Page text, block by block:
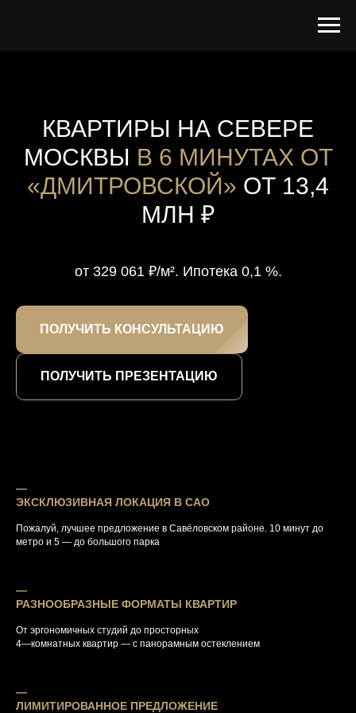
КВАРТИРЫ НА СЕВЕРЕ
МОСКВЫ В 6 МИНУТАХ ОТ
«ДМИТРОВСКОЙ» ОТ 13,4
МЛН ₽
от 329 061 ₽/м². Ипотека 0,1 %.
ПОЛУЧИТЬ КОНСУЛЬТАЦИЮ
ПОЛУЧИТЬ ПРЕЗЕНТАЦИЮ
―
ЭКСКЛЮЗИВНАЯ ЛОКАЦИЯ В САО
Пожалуй, лучшее предложение в Савёловском районе. 10 минут до
метро и 5 — до большого парка
―
РАЗНООБРАЗНЫЕ ФОРМАТЫ КВАРТИР
От эргономичных студий до просторных
4—комнатных квартир — с панорамным остеклением
―
ЛИМИТИРОВАННОЕ ПРЕДЛОЖЕНИЕ